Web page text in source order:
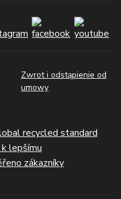
Zwrot i odstąpienie od
umowy